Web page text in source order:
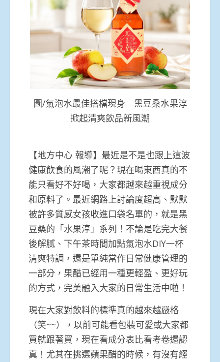
圖/氣泡水最佳搭檔現身 黑豆桑水果淳
掀起清爽飲品新風潮
【地方中心 報導】最近是不是也跟上這波
健康飲食的風潮了呢？現在喝東西真的不
能只看好不好喝，大家都越來越重視成分
和原料了。最近網路上討論度超高、默默
被許多質感女孩收進口袋名單的，就是黑
豆桑的「水果淳」系列！不論是吃完大餐
後解膩、下午茶時間加點氣泡水DIY一杯
清爽特調，還是單純當作日常健康管理的
一部分，果醋已經用一種更輕盈、更好玩
的方式，完美融入大家的日常生活中啦！
現在大家對飲料的標準真的越來越嚴格
（笑~~），以前可能看包裝可愛或大家都
買就跟著買，現在看成分表比看考卷還認
真！尤其在挑選蘋果醋的時候，有沒有經